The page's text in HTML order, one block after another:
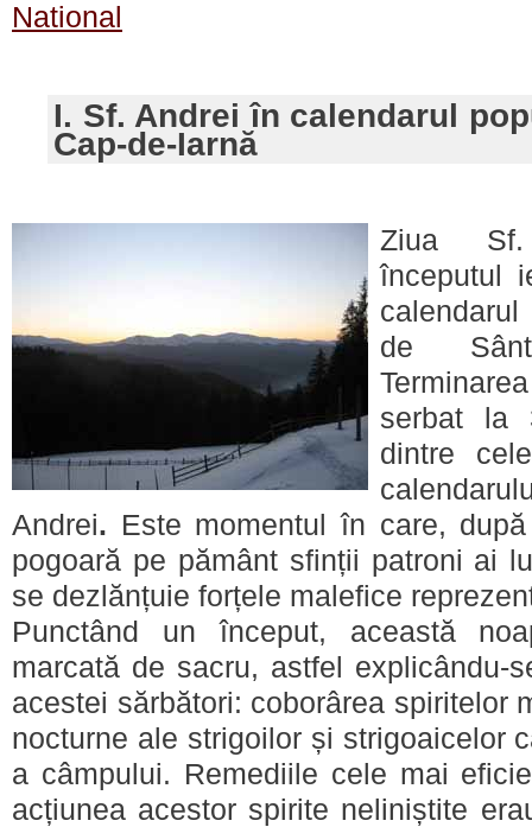
National
I. Sf. Andrei în calendarul
Cap-de-Iarnă
Ziua Sf.
începutul
de
serbat la
dintre
Andrei. Este momentul în care,
pogoară pe pământ sfinții patroni ai
se dezlănțuie forțele malefice
Punctând un început, această
marcată de sacru, astfel explicându-
acestei sărbători: coborârea spiritelor
nocturne ale strigoilor și strigoaicelor
a câmpului. Remediile cele mai
acțiunea acestor spirite neliniștite